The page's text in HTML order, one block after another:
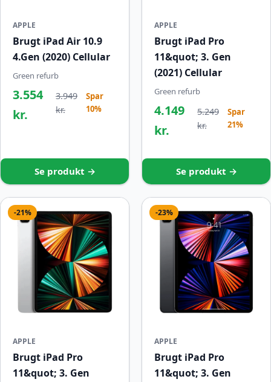
APPLE
Brugt iPad Air 10.9
4.Gen (2020) Cellular
Green refurb
3.554
kr.
3.949
kr.
Spar
10%
Se produkt →
APPLE
Brugt iPad Pro
11&quot; 3. Gen
(2021) Cellular
Green refurb
4.149
kr.
5.249
kr.
Spar
21%
Se produkt →
-21%
APPLE
Brugt iPad Pro
11&quot; 3. Gen
-23%
APPLE
Brugt iPad Pro
11&quot; 3. Gen